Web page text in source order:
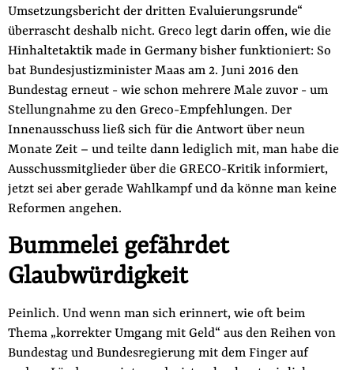
Umsetzungsbericht der dritten Evaluierungsrunde“
überrascht deshalb nicht. Greco legt darin offen, wie die
Hinhaltetaktik made in Germany bisher funktioniert: So
bat Bundesjustizminister Maas am 2. Juni 2016 den
Bundestag erneut - wie schon mehrere Male zuvor - um
Stellungnahme zu den Greco-Empfehlungen. Der
Innenausschuss ließ sich für die Antwort über neun
Monate Zeit – und teilte dann lediglich mit, man habe die
Ausschussmitglieder über die GRECO-Kritik informiert,
jetzt sei aber gerade Wahlkampf und da könne man keine
Reformen angehen.
Bummelei gefährdet
Glaubwürdigkeit
Peinlich. Und wenn man sich erinnert, wie oft beim
Thema „korrekter Umgang mit Geld“ aus den Reihen von
Bundestag und Bundesregierung mit dem Finger auf